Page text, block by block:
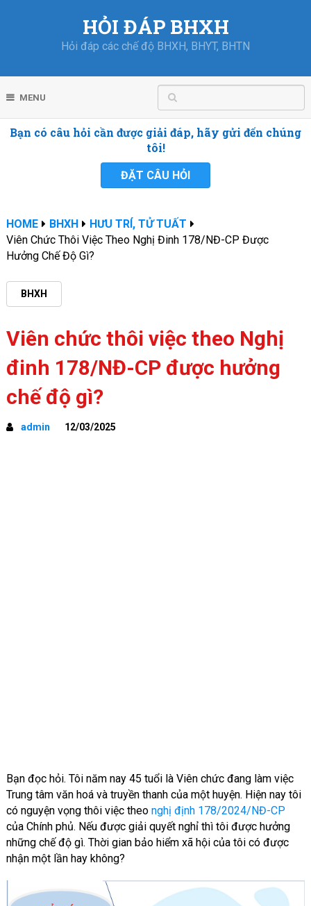
HỎI ĐÁP BHXH
Hỏi đáp các chế độ BHXH, BHYT, BHTN
MENU
Bạn có câu hỏi cần được giải đáp, hãy gửi đến chúng
tôi!
ĐẶT CÂU HỎI
HOME BHXH
HƯU TRÍ, TỬ TUẤT
Viên Chức Thôi Việc Theo Nghị Đinh 178/NĐ-CP Được
Hưởng Chế Độ Gì?
BHXH
Viên chức thôi việc theo Nghị
đinh 178/NĐ-CP được hưởng
chế độ gì?
admin 12/03/2025
Bạn đọc hỏi. Tôi năm nay 45 tuổi là Viên chức đang làm việc
Trung tâm văn hoá và truyền thanh của một huyện. Hiện nay tôi
có nguyện vọng thôi việc theo nghị định 178/2024/NĐ-CP
của Chính phủ. Nếu được giải quyết nghỉ thì tôi được hưởng
những chế độ gì. Thời gian bảo hiểm xã hội của tôi có được
nhận một lần hay không?